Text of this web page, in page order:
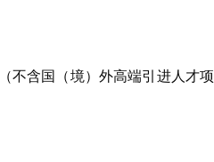
不含国（境）外高端引进人才项